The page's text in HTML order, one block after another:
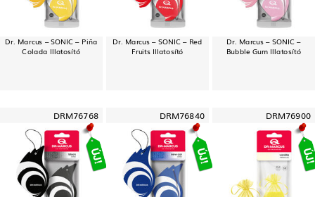
Dr. Marcus – SONIC – Piña
Colada Illatosító
Dr. Marcus – SONIC – Red
Fruits Illatosító
Dr. Marcus – SONIC –
Bubble Gum Illatosító
DRM76768 DRM76840 DRM76900